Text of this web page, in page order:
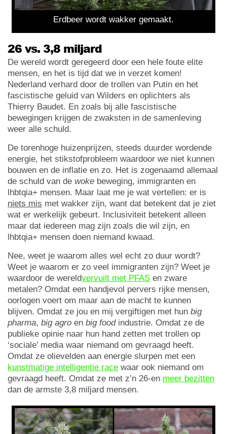
Erdbeer wordt wakker gemaakt.
26 vs. 3,8 miljard
De wereld wordt geregeerd door een hele foute elite
mensen, en het is tijd dat we in verzet komen!
Nederland verhard door de trollen van Putin en het
fascistische geluid van Wilders en oplichters als
Thierry Baudet. En zoals bij alle fascistische
bewegingen krijgen de zwaksten in de samenleving
weer alle schuld.
De torenhoge huizenprijzen, steeds duurder wordende
energie, het stikstofprobleem waardoor we niet kunnen
bouwen en de inflatie en zo. Het is zogenaamd allemaal
de schuld van de woke beweging, immigranten en
lhbtqia+ mensen. Maar laat me je wat vertellen: er is
niets mis met wakker zijn, want dat betekent dat je ziet
wat er werkelijk gebeurt. Inclusiviteit betekent alleen
maar dat iedereen mag zijn zoals die wil zijn, en
lhbtqia+ mensen doen niemand kwaad.
Nee, weet je waarom alles wel echt zo duur wordt?
Weet je waarom er zo veel immigranten zijn? Weet je
waardoor de wereldvervuilt met PFAS en zware
metalen? Omdat een handjevol pervers rijke mensen,
oorlogen voert om maar aan de macht te kunnen
blijven. Omdat ze jou en mij vergiftigen met hun big
pharma, big agro en big foodindustrie. Omdat ze de
publieke opinie naar hun hand zetten met trollen op
‘sociale’ media waar niemand om gevraagd heeft.
Omdat ze olievelden aan energie slurpen met een
kunstmatige intelligentie race waar ook niemand om
gevraagd heeft. Omdat ze met z’n 26-en meer bezitten
dan de armste 3,8 miljard mensen.